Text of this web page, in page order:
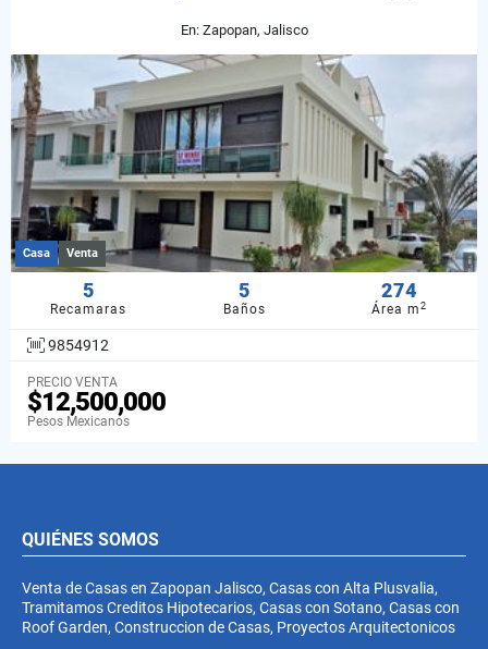
En: Zapopan, Jalisco
Casa Venta
5
Recamaras
5
Baños
274
Área m2
9854912
PRECIO VENTA
$12,500,000
Pesos Mexicanos
QUIÉNES SOMOS
Venta de Casas en Zapopan Jalisco, Casas con Alta Plusvalia,
Tramitamos Creditos Hipotecarios, Casas con Sotano, Casas con
Roof Garden, Construccion de Casas, Proyectos Arquitectonicos